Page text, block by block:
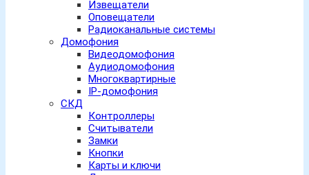
Извещатели
Оповещатели
Радиоканальные системы
Домофония
Видеодомофония
Аудиодомофония
Многоквартирные
IP-домофония
СКД
Контроллеры
Считыватели
Замки
Кнопки
Карты и ключи